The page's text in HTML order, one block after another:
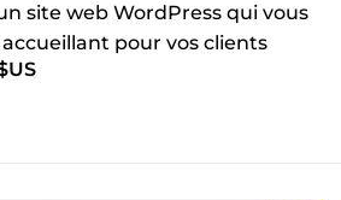
site web WordPress qui vous
pour vos clients